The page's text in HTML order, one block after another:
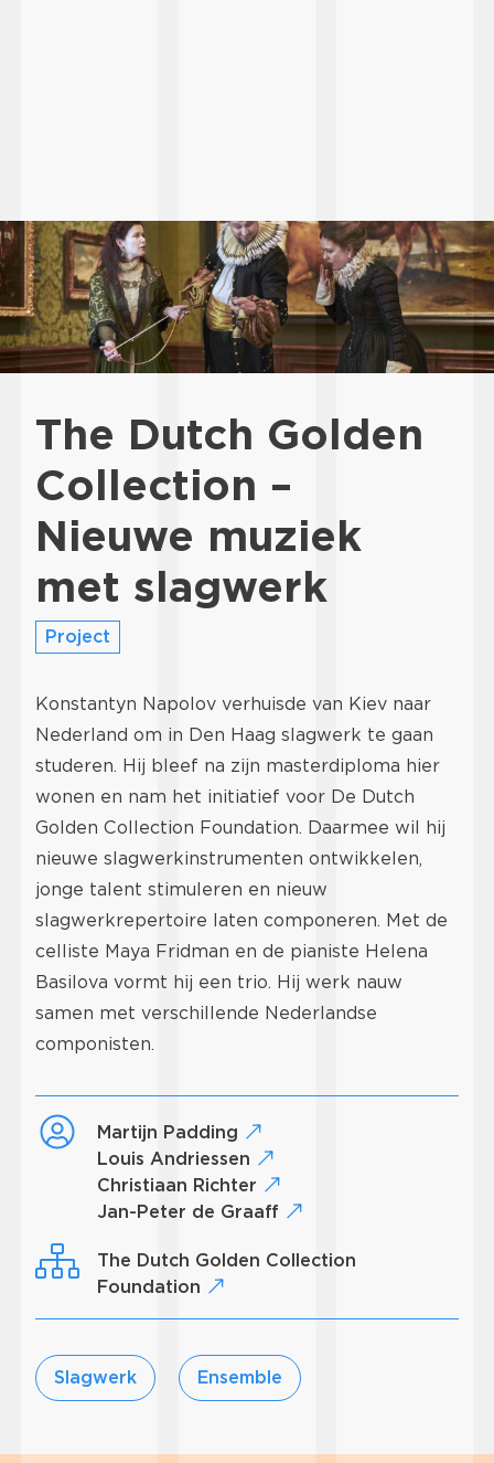
The Dutch Golden
Collection –
Nieuwe muziek
met slagwerk
Project
Konstantyn Napolov verhuisde van Kiev naar
Nederland om in Den Haag slagwerk te gaan
studeren. Hij bleef na zijn masterdiploma hier
wonen en nam het initiatief voor De Dutch
Golden Collection Foundation. Daarmee wil hij
nieuwe slagwerkinstrumenten ontwikkelen,
jonge talent stimuleren en nieuw
slagwerkrepertoire laten componeren. Met de
celliste Maya Fridman en de pianiste Helena
Basilova vormt hij een trio. Hij werk nauw
samen met verschillende Nederlandse
componisten.
Martijn Padding
Louis Andriessen
Christiaan Richter
Jan-Peter de Graaff
The Dutch Golden Collection
Foundation
Slagwerk Ensemble